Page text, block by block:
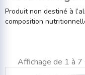
Produit non destiné à
composition
Affichage de 1 à 7